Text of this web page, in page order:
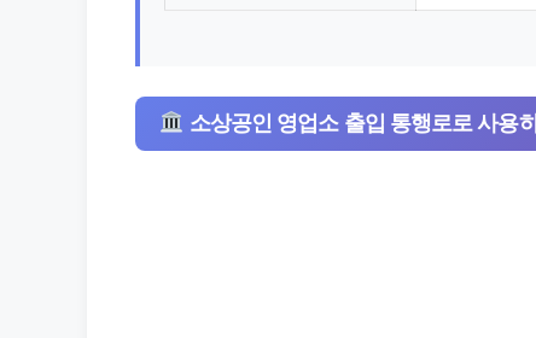
소상공인 영업소 출입 통행로로 사용